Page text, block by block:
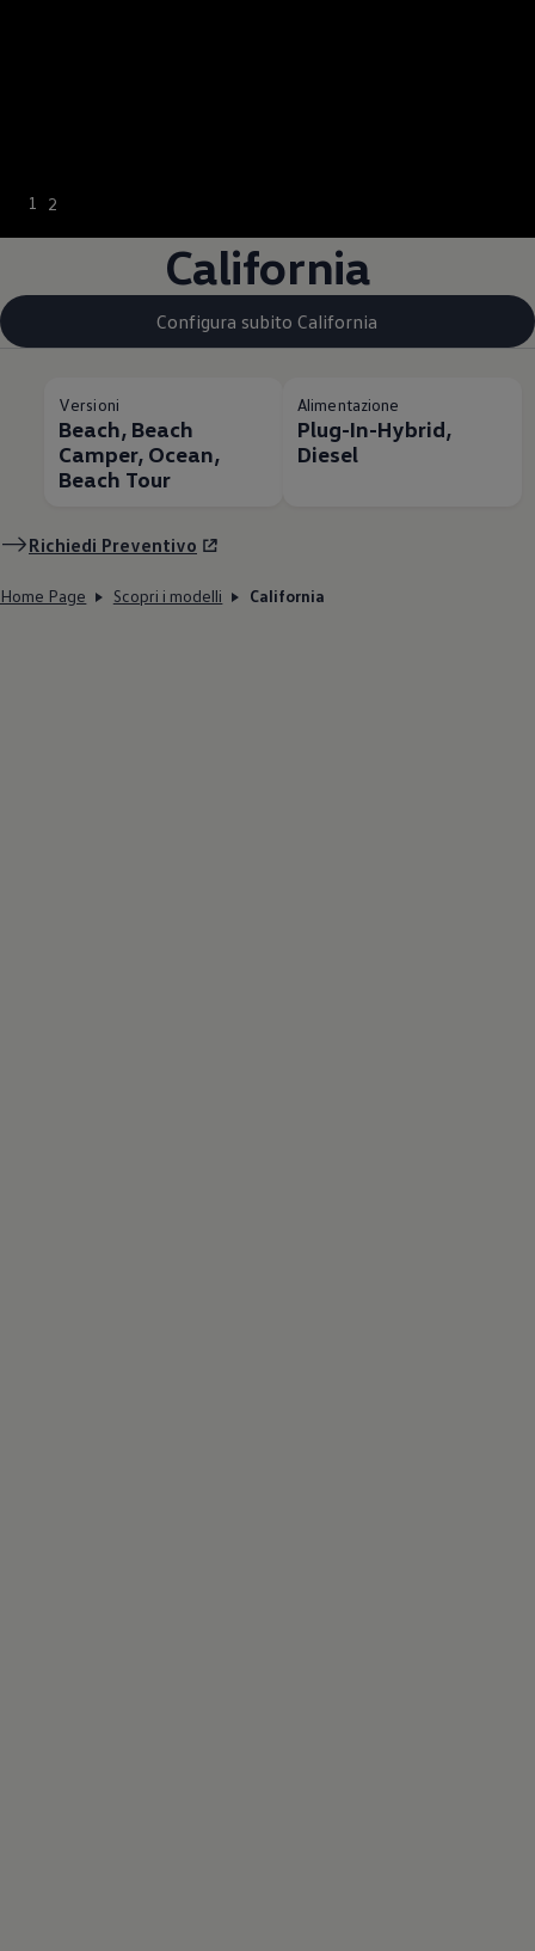
1 2
California
Configura subito California
Versioni
Beach, Beach
Camper, Ocean,
Beach Tour
Alimentazione
Plug-In-Hybrid,
Diesel
Richiedi Preventivo
Home Page Scopri i modelli California